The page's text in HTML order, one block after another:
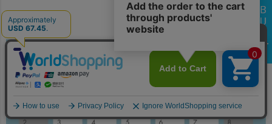
Milk Tea Set
カートに入